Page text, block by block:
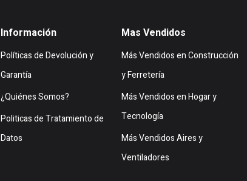
Información
Políticas de Devolución y
Garantía
¿Quiénes Somos?
Politicas de Tratamiento de
Datos
Mas Vendidos
Más Vendidos en Construcción
y Ferretería
Más Vendidos en Hogar y
Tecnología
Más Vendidos Aires y
Ventiladores